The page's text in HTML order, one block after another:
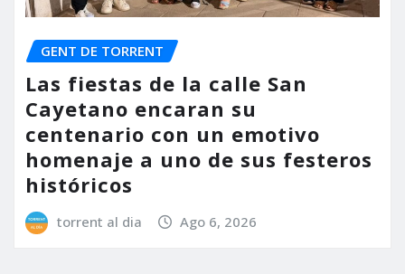
GENT DE TORRENT
Las fiestas de la calle San
Cayetano encaran su
centenario con un emotivo
homenaje a uno de sus festeros
históricos
torrent al dia Ago 6, 2026